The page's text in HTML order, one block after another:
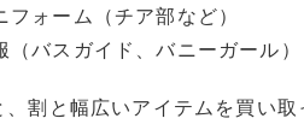
ォーム（チア部など）
（バスガイド、バニーガール）
割と幅広いアイテムを買い取